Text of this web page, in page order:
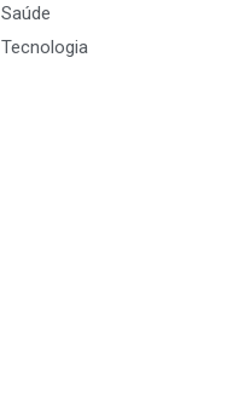
Saúde
Tecnologia